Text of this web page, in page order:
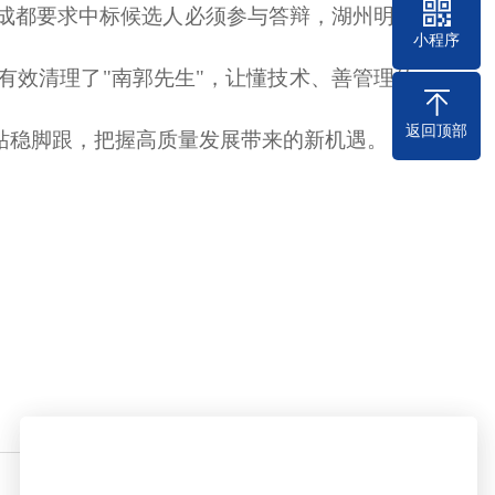
要求中标候选人必须参与答辩，湖州明确
效清理了 "南郭先生"，让懂技术、善管理的
脚跟，把握高质量发展带来的新机遇。
小程序
返回顶部